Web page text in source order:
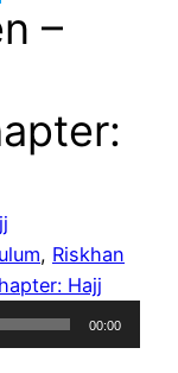
–
, Riskhan
Hajj
00:00